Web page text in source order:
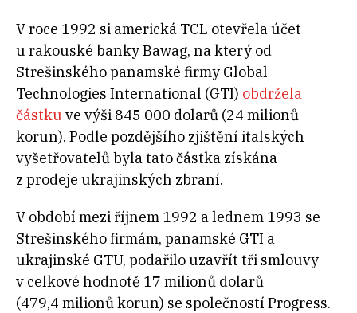
V roce 1992 si americká TCL otevřela účet
u rakouské banky Bawag, na který od
Strešinského panamské firmy Global
Technologies International (GTI) obdržela
částku ve výši 845 000 dolarů (24 milionů
korun). Podle pozdějšího zjištění italských
vyšetřovatelů byla tato částka získána
z prodeje ukrajinských zbraní.
V období mezi říjnem 1992 a lednem 1993 se
Strešinského firmám, panamské GTI a
ukrajinské GTU, podařilo uzavřít tři smlouvy
v celkové hodnotě 17 milionů dolarů
(479,4 milionů korun) se společností Progress.